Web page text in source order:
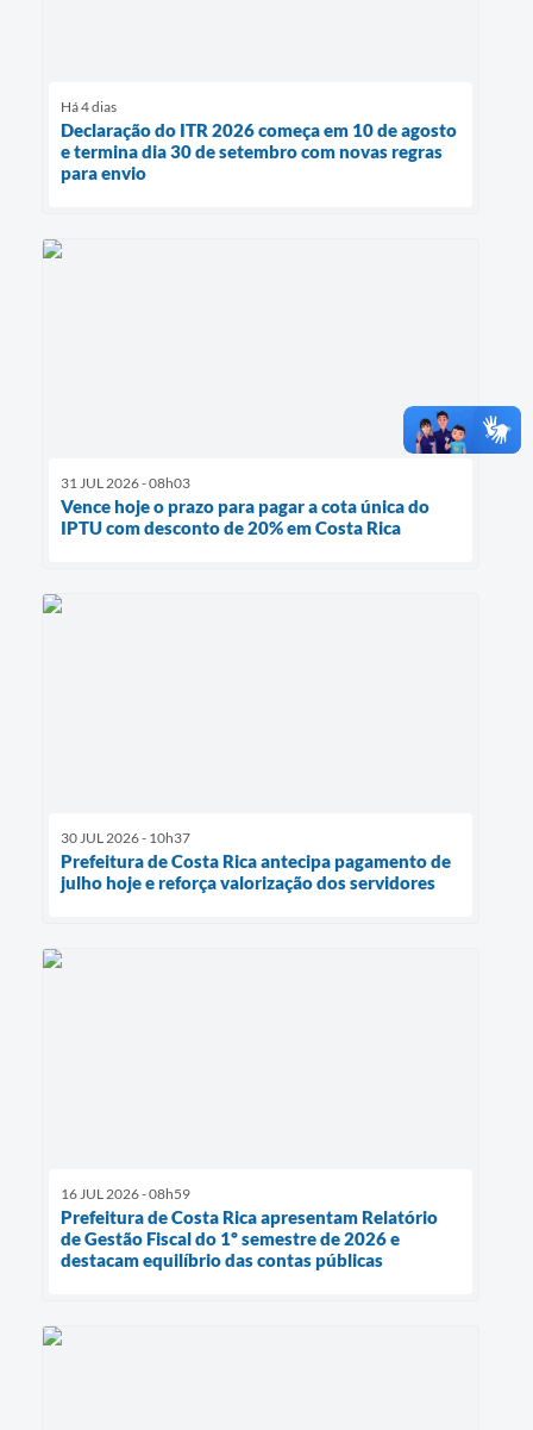
Há 4 dias
Declaração do ITR 2026 começa em 10 de agosto
e termina dia 30 de setembro com novas regras
para envio
31 JUL 2026 - 08h03
Vence hoje o prazo para pagar a cota única do
IPTU com desconto de 20% em Costa Rica
30 JUL 2026 - 10h37
Prefeitura de Costa Rica antecipa pagamento de
julho hoje e reforça valorização dos servidores
16 JUL 2026 - 08h59
Prefeitura de Costa Rica apresentam Relatório
de Gestão Fiscal do 1º semestre de 2026 e
destacam equilíbrio das contas públicas